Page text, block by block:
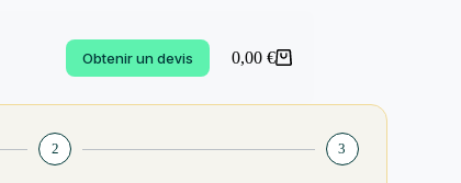
Obtenir un devis 0,00 €
2 3